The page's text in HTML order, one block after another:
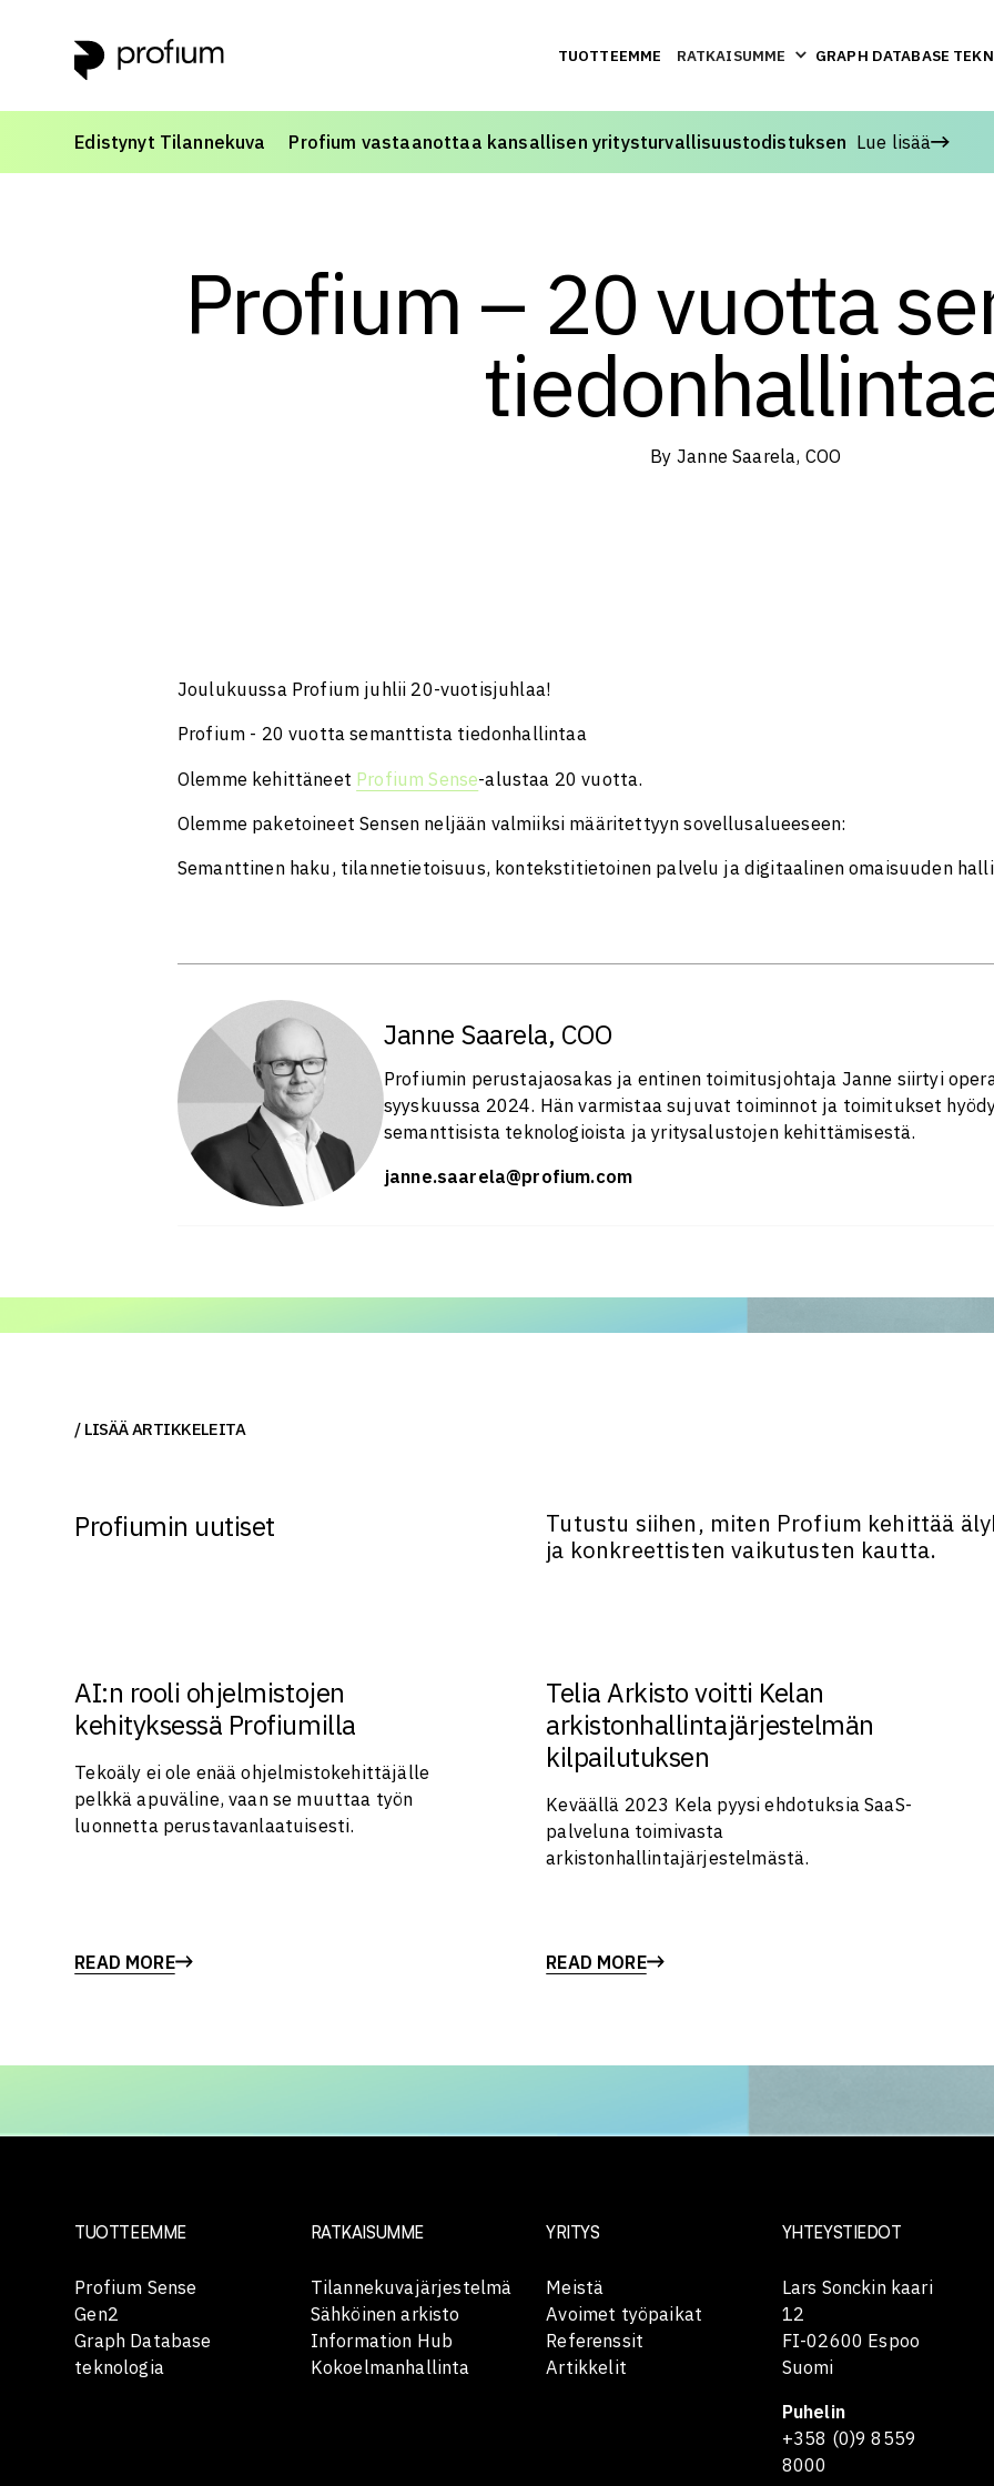
TUOTTEEMME RATKAISUMME GRAPH DATABASE
Edistynyt Tilannekuva Profium vastaanottaa kansallisen yritysturvallisuustodistuksen Lue lisää
Profium – 20 vuotta
Janne Saarela, COO
Joulukuussa Profium juhlii 20-vuotisjuhlaa!
Profium - 20 vuotta semanttista tiedonhallintaa
Olemme kehittäneet Profium Sense-alustaa 20 vuotta.
Olemme paketoineet Sensen neljään valmiiksi määritettyyn sovellusalueeseen:
Semanttinen haku, tilannetietoisuus, kontekstitietoinen palvelu ja digitaalinen omaisuuden
Janne Saarela, COO
Profiumin perustajaosakas ja entinen toimitusjohtaja Janne siirtyi
syyskuussa 2024. Hän varmistaa sujuvat toiminnot ja toimitukset
semanttisista teknologioista ja yritysalustojen kehittämisestä.
janne.saarela@profium.com
LISÄÄ ARTIKKELEITA
Profiumin uutiset
Tutustu siihen, miten Profium kehittää
ja konkreettisten vaikutusten kautta.
AI:n rooli ohjelmistojen
kehityksessä Profiumilla
Tekoäly ei ole enää ohjelmistokehittäjälle
pelkkä apuväline, vaan se muuttaa työn
luonnetta perustavanlaatuisesti.
READ MORE
Telia Arkisto voitti Kelan
arkistonhallintajärjestelmän
kilpailutuksen
Keväällä 2023 Kela pyysi ehdotuksia SaaS-
palveluna toimivasta
arkistonhallintajärjestelmästä.
READ MORE
TUOTTEEMME
Profium Sense
Gen2
Graph Database
teknologia
RATKAISUMME
Tilannekuvajärjestelmä
Sähköinen arkisto
Information Hub
Kokoelmanhallinta
YRITYS
Meistä
Avoimet työpaikat
Referenssit
Artikkelit
YHTEYSTIEDOT
Lars Sonckin kaari
12
FI-02600 Espoo
Suomi
Puhelin
+358 (0)9 8559
8000